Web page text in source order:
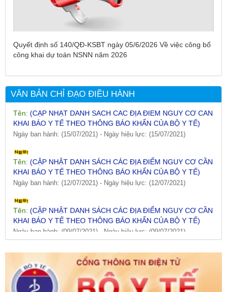
Quyết định số 140/QĐ-KSBT ngày 05/6/2026 Về việc công bố
công khai dự toán NSNN năm 2026
VĂN BẢN CHỈ ĐẠO ĐIỀU HÀNH
CÁCH LY XÃ HỘI VÀ GIÃN CÁCH XÃ HỘI TÍNH ĐẾN 17H
NGÀY 25/7/2021)
Ngày ban hành: (26/07/2021)
Tên: (CẬP NHẬT DANH SÁCH CÁC ĐỊA ĐIỂM NGUY CƠ CẦN
Ngày ban hành: (19/07/2021) -Ngày hiệu lực: (19/07/2021)
Tên:(CẬP NHẬT DANH SÁCH CÁC ĐỊA ĐIỂM NGUY CƠ CẦN
KHAI BÁO Y TẾ THEO THÔNG BÁO KHẨN CỦA BỘ Y TẾ)
Ngày ban hành: (15/07/2021) -Ngày hiệu lực: (15/07/2021)
Tên:
KHAI BÁO Y TẾ THEO THÔNG BÁO KHẨN CỦA BỘ Y TẾ)
Ngày ban hành: (12/07/2021) -Ngày hiệu lực: (12/07/2021)
Tên:
KHAI BÁO Y TẾ THEO THÔNG BÁO KHẨN CỦA BỘ Y TẾ)
Ngày ban hành: (09/07/2021) -Ngày hiệu lực: (09/07/2021)
KHAI BÁO Y TẾ THEO THÔNG BÁO KHẨN CỦA BỘ Y TẾ)
Ngày ban hành: (06/07/2021) Ngày hiệu lực: (06/07/2021)